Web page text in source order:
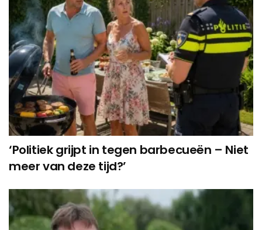
‘Politiek grijpt in tegen barbecueën – Niet
meer van deze tijd?’